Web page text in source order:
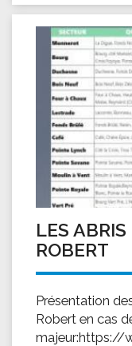
LES
ROBERT
Présentation
Robert en cas
majeur:https://